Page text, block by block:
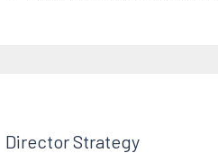
Director Strategy